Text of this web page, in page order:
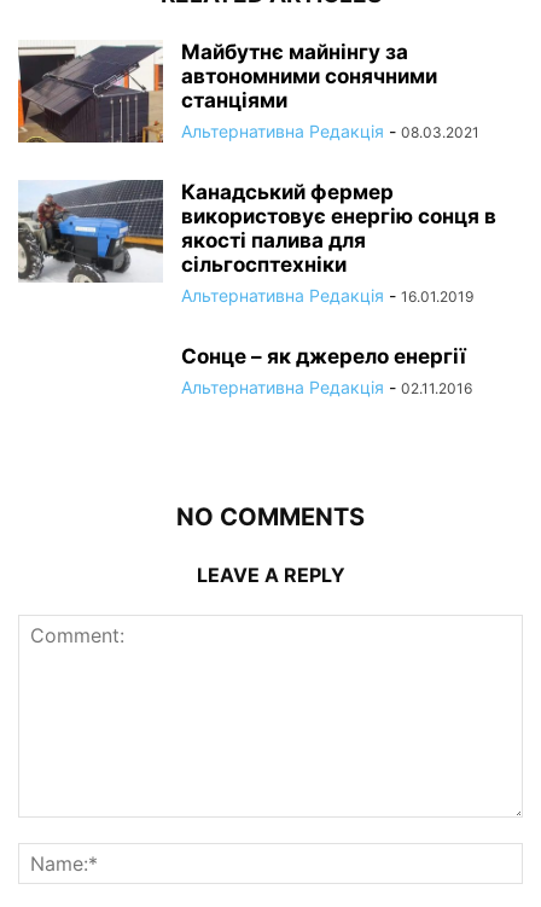
Майбутнє майнінгу за
автономними сонячними
станціями
Альтернативна Редакція - 08.03.2021
Канадський фермер
використовує енергію сонця в
якості палива для
сільгосптехніки
Альтернативна Редакція - 16.01.2019
Сонце – як джерело енергії
Альтернативна Редакція - 02.11.2016
NO COMMENTS
LEAVE A REPLY